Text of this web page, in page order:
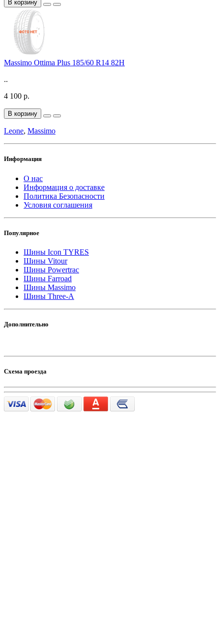
В корзину
Massimo Ottima Plus 185/60 R14 82H
..
4 100 р.
В корзину
Leone, Massimo
Информация
О нас
Информация о доставке
Политика Безопасности
Условия соглашения
Популярное
Шины Icon TYRES
Шины Vitour
Шины Powertrac
Шины Farroad
Шины Massimo
Шины Three-A
Дополнительно
Схема проезда